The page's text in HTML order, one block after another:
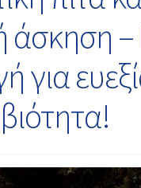
άσκηση
για